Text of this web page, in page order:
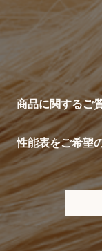
商品に関するご
性能表をご希望